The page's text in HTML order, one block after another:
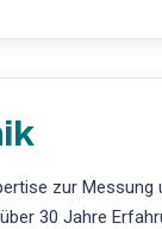
zur
30 Jahre